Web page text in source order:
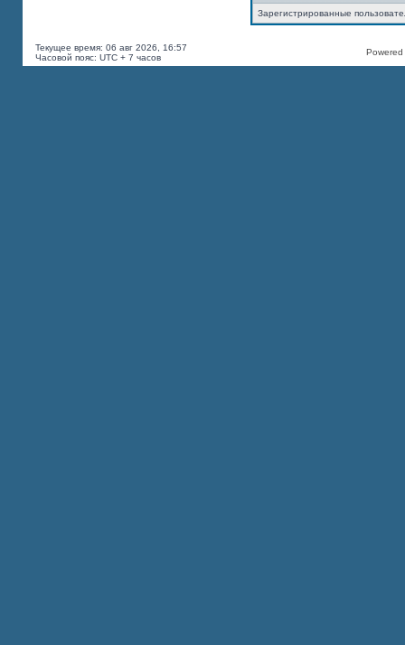
Зарегистрированные
Текущее время: 06 авг 2026, 16:57
Часовой пояс: UTC + 7 часов